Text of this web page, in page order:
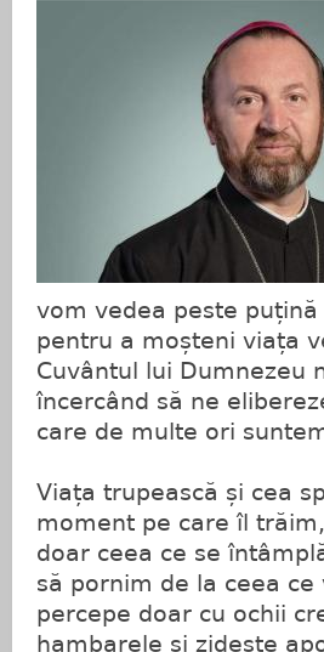
vom vedea peste
pentru a moșteni viața
Cuvântul lui Dumnezeu
încercând să ne
care de multe ori
Viața trupească și cea
moment pe care îl
doar ceea ce se
să pornim de la ceea
percepe doar cu ochii
hambarele și zidește